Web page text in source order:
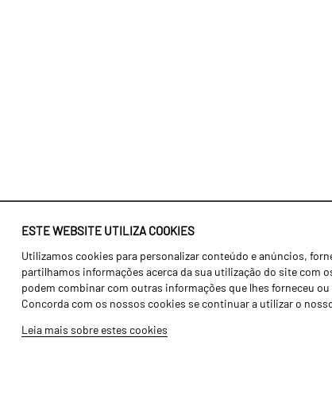
ESTE WEBSITE UTILIZA COOKIES
Utilizamos cookies para personalizar conteúdo e anúncios,
partilhamos informações acerca da sua utilização do site com
podem combinar com outras informações que lhes forneceu
Concorda com os nossos cookies se continuar a utilizar o
Leia mais sobre estes cookies
Identidade
História
Fábrica / Produção
Recursos Humanos
Agricultura
Transportes
Gama Floresta